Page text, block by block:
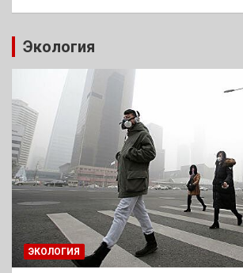
Экология
ЭКОЛОГИЯ